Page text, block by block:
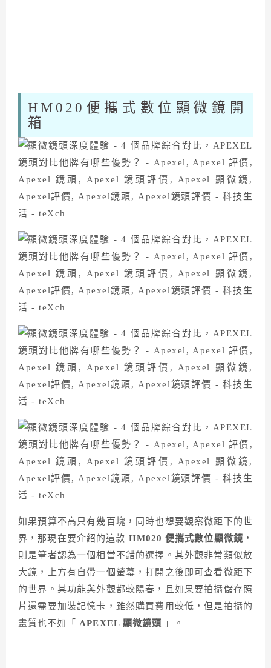
HM020便攜式數位顯微鏡開
箱
如果預算不高只有幾百塊，同時也想要觀察微距下的世
界，那現在要介紹的這款 HM020 便攜式數位顯微鏡 ，
則是筆者認為一個相當不錯的選擇。其外觀非常類似放
大鏡，上方有自帶一個螢幕，打開之後即可查看微距下
的世界。其功能與外觀都較陽春，且如果要拍攝儲存照
片還需要加裝記憶卡，雖然購買費用較低，但是拍攝的
畫質也不如「
APEXEL 顯微鏡頭 」。